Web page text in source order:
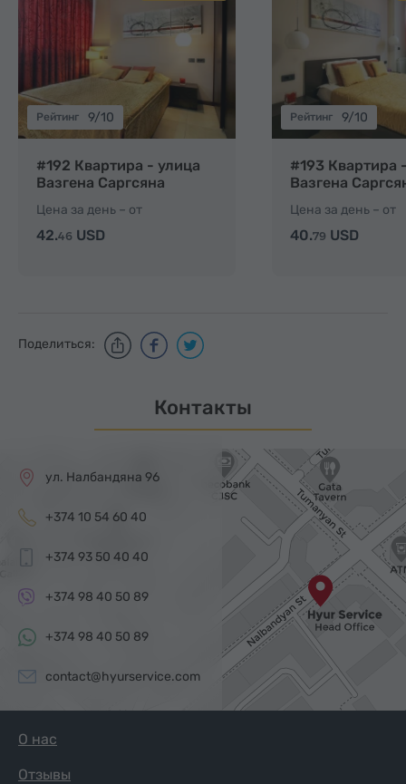
Рейтинг 9/10
#192 Квартира - улица
Вазгена Саргсяна
Цена за день – от
42.46 USD
Рейтинг 9/10
#193 Квартира
Вазгена
Цена за день – от
40.79 USD
Поделиться:
Контакты
ул. Налбандяна 96
+374 10 54 60 40
+374 93 50 40 40
+374 98 40 50 89
+374 98 40 50 89
contact@hyurservice.com
О нас
Отзывы